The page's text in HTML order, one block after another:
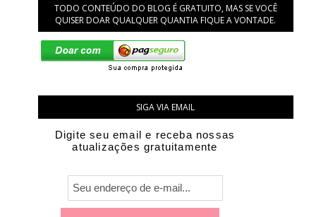
TODO CONTEÚDO DO BLOG É GRATUITO, MAS SE VOCÊ
QUISER DOAR QUALQUER QUANTIA FIQUE A VONTADE.
SIGA VIA EMAIL
Digite seu email e receba nossas
atualizações gratuitamente